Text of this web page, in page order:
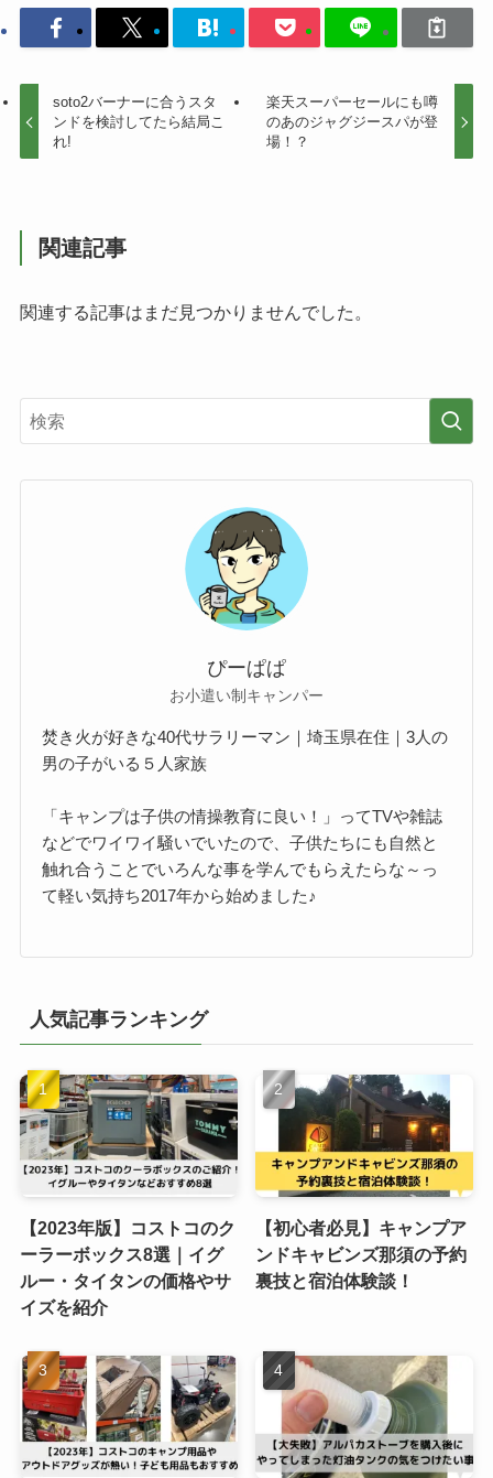
soto2バーナーに合うスタ
ンドを検討してたら結局こ
れ!
楽天スーパーセールにも噂
のあのジャグジースパが登
場！？
関連記事
関連する記事はまだ見つかりませんでした。
ぴーぱぱ
お小遣い制キャンパー
焚き火が好きな40代サラリーマン｜埼玉県在住｜3人の
男の子がいる５人家族
「キャンプは子供の情操教育に良い！」ってTVや雑誌
などでワイワイ騒いでいたので、子供たちにも自然と
触れ合うことでいろんな事を学んでもらえたらな～っ
て軽い気持ち2017年から始めました♪
人気記事ランキング
【2023年版】コストコのク
ーラーボックス8選｜イグ
ルー・タイタンの価格やサ
イズを紹介
【初心者必見】キャンプア
ンドキャビンズ那須の予約
裏技と宿泊体験談！